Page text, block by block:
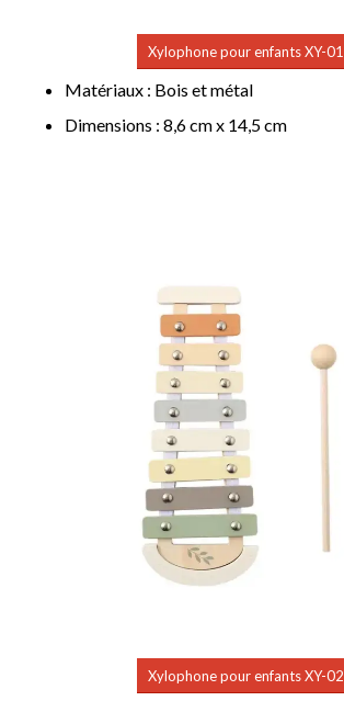
Xylophone pour enfants XY-01
Matériaux : Bois et métal
Dimensions : 8,6 cm x 14,5 cm
Xylophone pour enfants XY-02